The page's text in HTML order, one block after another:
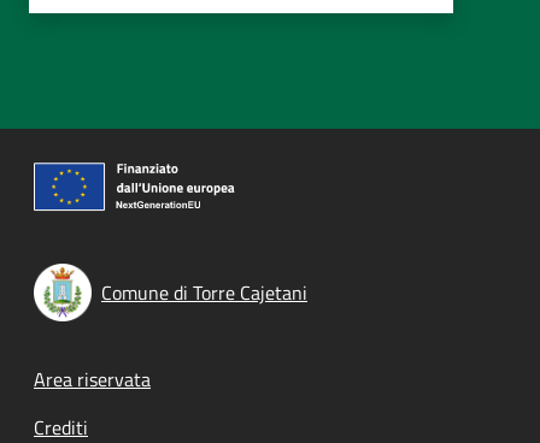
Comune di Torre Cajetani
Footer menu
Area riservata
Crediti